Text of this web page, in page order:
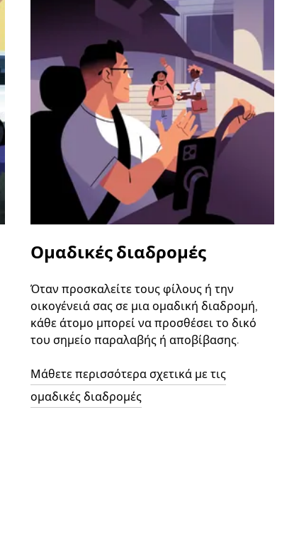
Ομαδικές διαδρομές
Όταν προσκαλείτε τους φίλους ή την
οικογένειά σας σε μια ομαδική διαδρομή,
κάθε άτομο μπορεί να προσθέσει το δικό
του σημείο παραλαβής ή αποβίβασης.
Μάθετε περισσότερα σχετικά με τις
ομαδικές διαδρομές